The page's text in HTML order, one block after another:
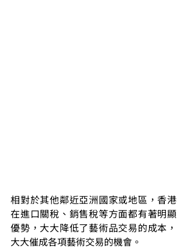
相對於其他鄰近亞洲國家或地區，香港
在進口關稅、銷售稅等方面都有著明顯
優勢，大大降低了藝術品交易的成本，
大大催成各項藝術交易的機會。